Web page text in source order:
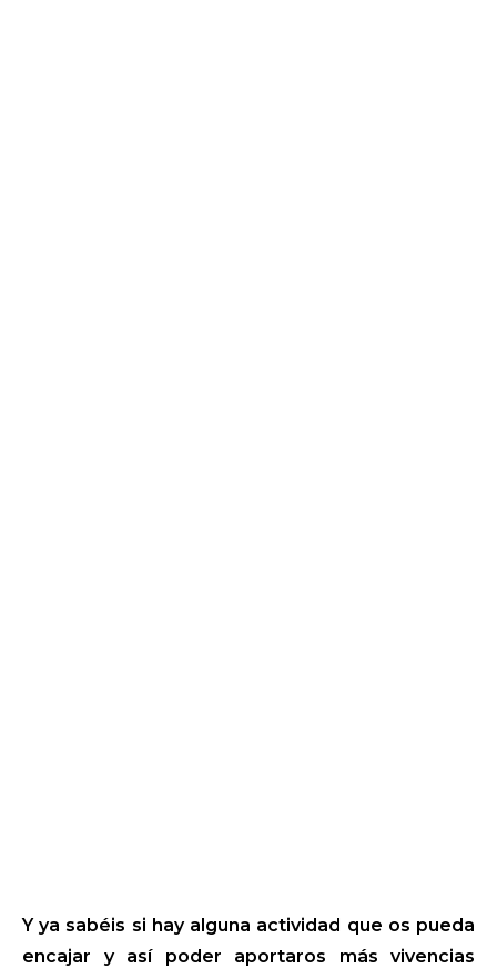
Y ya sabéis si hay alguna actividad que os pueda
encajar y así poder aportaros más vivencias